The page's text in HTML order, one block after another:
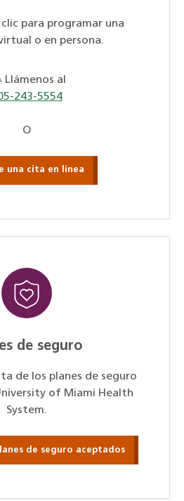
para programar una
o en persona.
Llámenos al
243-5554
O
una cita en línea
de seguro
de los planes de seguro
of Miami Health
System.
de seguro aceptados